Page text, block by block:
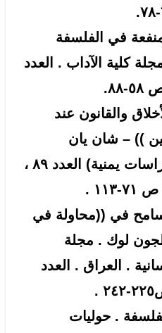
في الفلسفة
كلية الآداب . العدد
والقانون عند
)) – شان يان
انموذجا . مجلة )دراسات يمنية) العدد ٨٩ ،
في ((محاولة في
لجون لوك . مجلة
. العراق . العدد
. حوليات